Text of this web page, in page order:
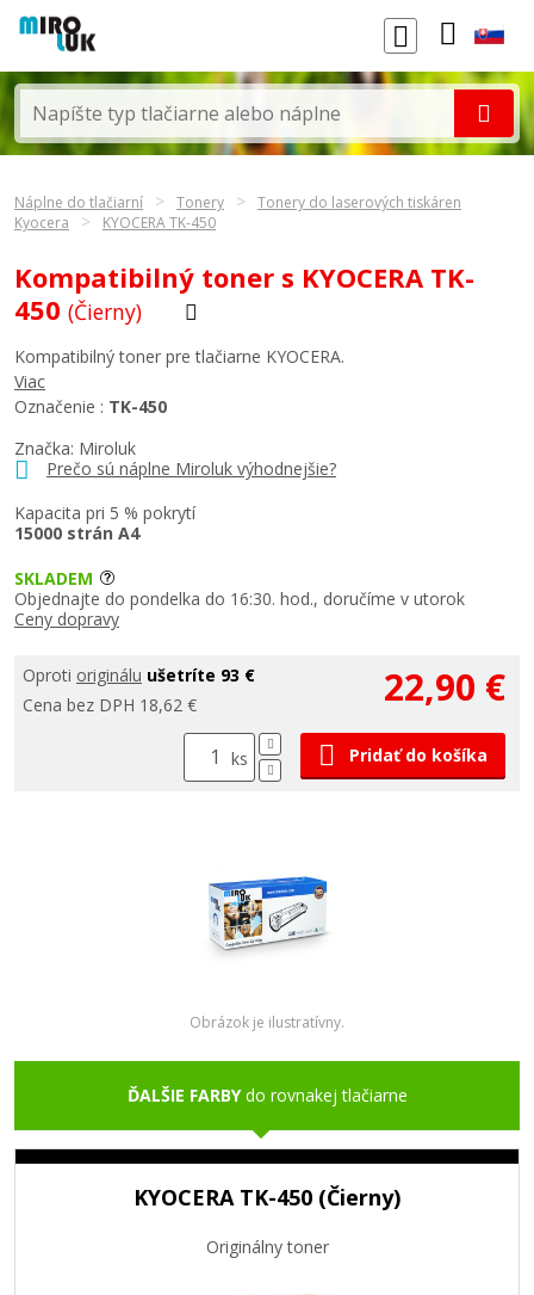
Náplne do tlačiarní Tonery
Tonery do laserových tiskáren
Kyocera
KYOCERA TK-450
Kompatibilný toner s KYOCERA TK-
450 (Čierny)
Značka: Miroluk
Prečo sú náplne Miroluk výhodnejšie?
Kapacita pri 5 % pokrytí
15000 strán A4
Kompatibilný toner pre tlačiarne KYOCERA.
Viac
Označenie : TK-450
SKLADEM
Objednajte do pondelka do 16:30. hod., doručíme v utorok
Ceny dopravy
Oproti originálu ušetríte 93 €
Cena bez DPH 18,62 €
22,90 €
ks Pridať do košíka
Obrázok je ilustratívny.
ĎALŠIE FARBYdo rovnakej tlačiarne
KYOCERA TK-450 (Čierny)
Originálny toner